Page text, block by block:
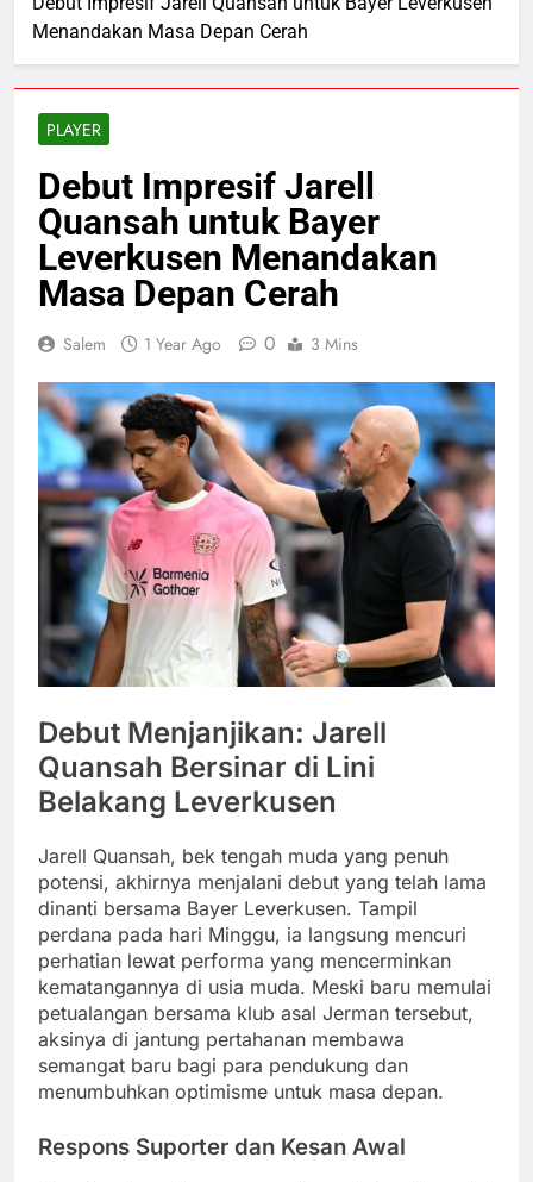
Menandakan Masa Depan Cerah
PLAYER
Debut Impresif Jarell
Quansah untuk Bayer
Leverkusen Menandakan
Masa Depan Cerah
Salem 1 Year Ago 0 3 Mins
Debut Menjanjikan: Jarell
Quansah Bersinar di Lini
Belakang Leverkusen
Jarell Quansah, bek tengah muda yang penuh
potensi, akhirnya menjalani debut yang telah lama
dinanti bersama Bayer Leverkusen. Tampil
perdana pada hari Minggu, ia langsung mencuri
perhatian lewat performa yang mencerminkan
kematangannya di usia muda. Meski baru memulai
petualangan bersama klub asal Jerman tersebut,
aksinya di jantung pertahanan membawa
semangat baru bagi para pendukung dan
menumbuhkan optimisme untuk masa depan.
Respons Suporter dan Kesan Awal